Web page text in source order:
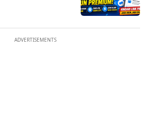
ADVERTISEMENTS